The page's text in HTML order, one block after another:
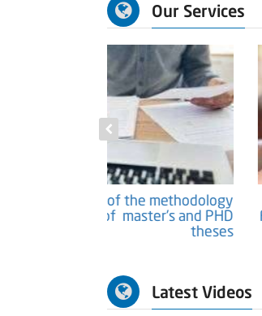
Our Services
Preparation of the
chapter of
Latest Videos